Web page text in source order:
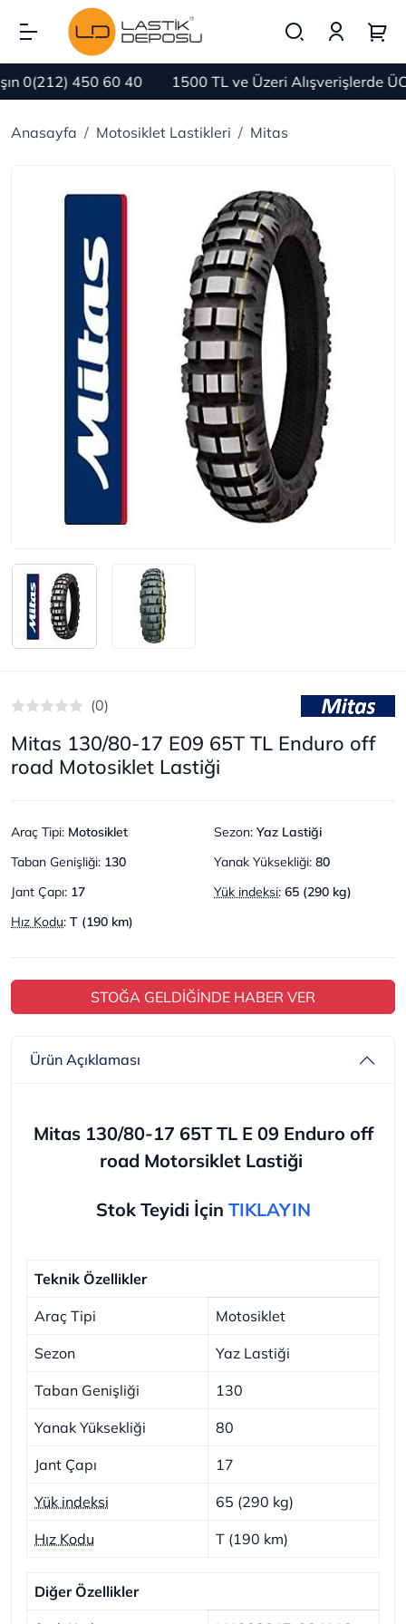
0(212) 450 60 40 1500 TL ve Üzeri Alışverişlerde
Anasayfa Motosiklet Lastikleri Mitas
(0)
Mitas 130/80-17 E09 65T TL Enduro off
road Motosiklet Lastiği
Araç Tipi: Motosiklet Sezon: Yaz Lastiği
Taban Genişliği: 130 Yanak Yüksekliği: 80
Jant Çapı: 17 Yük indeksi: 65 (290 kg)
Hız Kodu: T (190 km)
STOĞA GELDİĞİNDE HABER VER
Ürün Açıklaması
Mitas 130/80-17 65T TL E 09 Enduro off
road Motorsiklet Lastiği
Stok Teyidi İçin TIKLAYIN
Teknik Özellikler
Araç Tipi Motosiklet
Sezon Yaz Lastiği
Taban Genişliği 130
Yanak Yüksekliği 80
Jant Çapı 17
Yük indeksi 65 (290 kg)
Hız Kodu T (190 km)
Diğer Özellikler